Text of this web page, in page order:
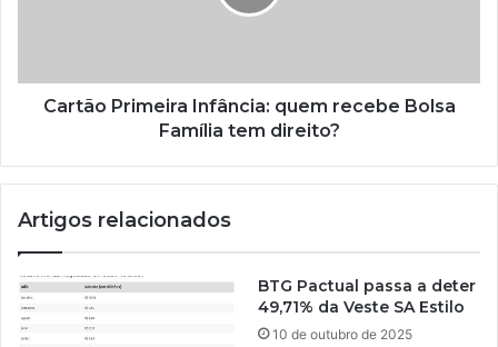
Cartão Primeira Infância: quem recebe Bolsa
Família tem direito?
Artigos relacionados
BTG Pactual passa a deter
49,71% da Veste SA Estilo
10 de outubro de 2025